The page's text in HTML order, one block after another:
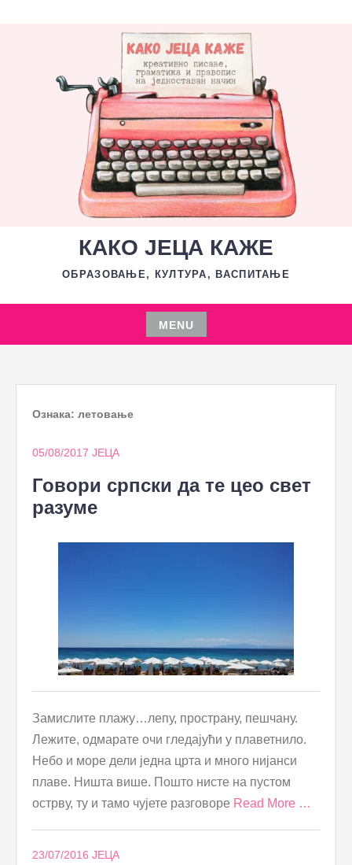
КАКО ЈЕЦА КАЖЕ
ОБРАЗОВАЊЕ, КУЛТУРА, ВАСПИТАЊЕ
MENU
Skip
content
Ознака: летовање
05/08/2017 ЈЕЦА
Говори српски да те цео свет
разуме
Замислите плажу…лепу, пространу, пешчану.
Лежите, одмарате очи гледајући у плаветнило.
Небо и море дели једна црта и много нијанси
плаве. Ништа више. Пошто нисте на пустом
острву, ту и тамо чујете разговоре Read More …
23/07/2016 ЈЕЦА